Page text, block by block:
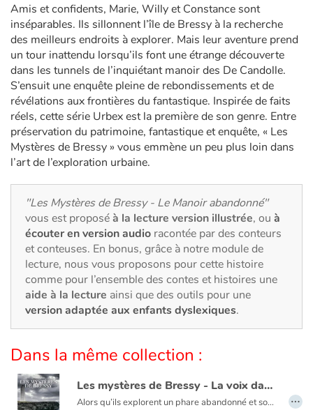
Voyage, épopée, enquête, aventure
Autour du monde
Apprentissage
Art, espace, activité
Documentaires
En famille
Quotidien et loisirs
À l'école
Fêtes et évènements
Amour et amitié
Sujets de société
Émotions et sentiments
Amis et confidents, Marie, Willy et Constance sont
inséparables. Ils sillonnent l’île de Bressy à la recherche
des meilleurs endroits à explorer. Mais leur aventure prend
un tour inattendu lorsqu’ils font une étrange découverte
dans les tunnels de l’inquiétant manoir des De Candolle.
S’ensuit une enquête pleine de rebondissements et de
révélations aux frontières du fantastique. Inspirée de faits
réels, cette série Urbex est la première de son genre. Entre
préservation du patrimoine, fantastique et enquête, « Les
Mystères de Bressy » vous emmène un peu plus loin dans
l’art de l’exploration urbaine.
"Les Mystères de Bressy - Le Manoir abandonné"
vous est proposéà la lecture version illustrée, ou à
écouter en version audio racontée par des conteurs
et conteuses. En bonus, grâce à notre module de
lecture, nous vous proposons pour cette histoire
comme pour l’ensemble des contes et histoires une
aide à la lecture ainsi que des outils pour une
version adaptée aux enfants dyslexiques.
Dans la même collection :
Les mystères de Bressy - La voix dans le phare
Alors qu’ils explorent un phare abandonné et son mystérieux cimetière de bateaux, Constance, Marie et Willy sont témoins d’événements terrifiants. Un cri sinistre trouble leur exploration, suivi de la vision d’une silhouette spectrale dans l’obscurité d’une carcasse. Déterminés à percer les secrets du phare et des légendes qui l’entourent, les adolescents plongent dans une enquête périlleuse. Qui sont les pillards d’épaves dont parlent les rumeurs anciennes ? Cette série Urbex est la première de son genre. Entre préservation du patrimoine, fantastique et enquête, « Les Mystères de Bressy » vous emmène un peu plus loin dans l’art de l’exploration urbaine. …